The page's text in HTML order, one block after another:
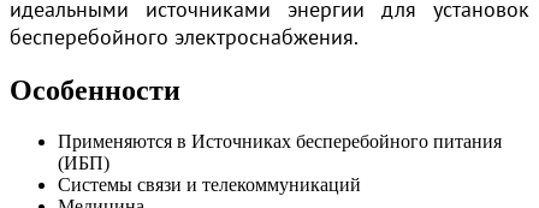
идеальными источниками энергии для установок
бесперебойного электроснабжения.
Особенности
Применяются в Источниках бесперебойного питания
(ИБП)
Системы связи и телекоммуникаций